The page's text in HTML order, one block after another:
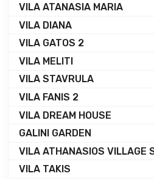
VILA ATANASIA MARIA
VILA DIANA
VILA GATOS 2
VILA MELITI
VILA STAVRULA
VILA FANIS 2
VILA DREAM HOUSE
GALINI GARDEN
VILA ATHANASIOS VILLAGE
VILA TAKIS